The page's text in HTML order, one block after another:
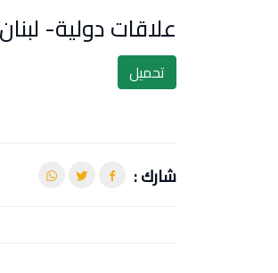
علاقات دولية-
تحميل
شارك :